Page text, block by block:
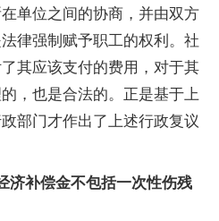
单位之间的协商，并由双方
律强制赋予职工的权利。社
其应该支付的费用，对于其
，也是合法的。正是基于上
部门才作出了上述行政复议
济补偿金不包括一次性伤残